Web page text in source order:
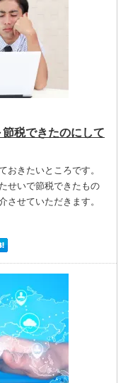
税できたのにして
おきたいところです。
せいで節税できたもの
させていただきます。